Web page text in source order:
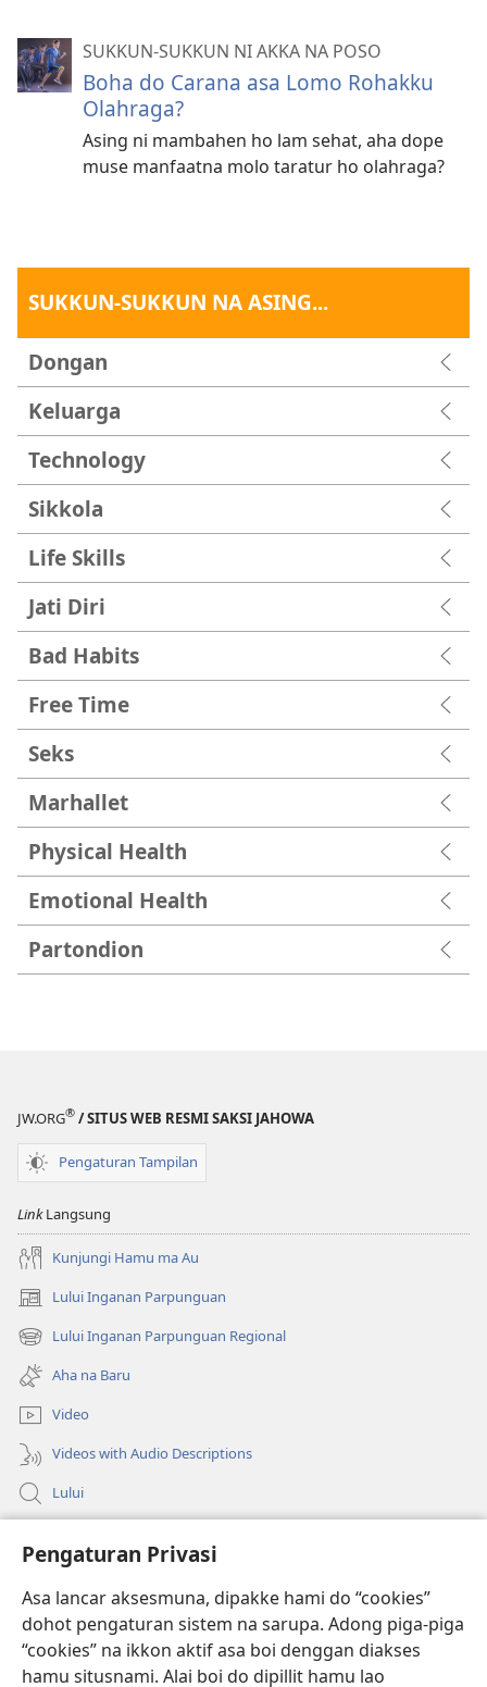
Pengaturan Privasi
Asa lancar aksesmuna, dipakke hami do “cookies”
dohot pengaturan sistem na sarupa. Adong piga-piga
“cookies” na ikkon aktif asa boi denggan diakses
hamu situsnami. Alai boi do dipillit hamu lao
SUKKUN-SUKKUN NI AKKA NA POSO
Boha do Carana asa Lomo Rohakku
Olahraga?
Asing ni mambahen ho lam sehat, aha dope
muse manfaatna molo taratur ho olahraga?
SUKKUN-SUKKUN NA ASING...
Dongan
Keluarga
Technology
Sikkola
Life Skills
Jati Diri
Bad Habits
Free Time
Seks
Marhallet
Physical Health
Emotional Health
Partondion
JW.ORG® / SITUS WEB RESMI SAKSI JAHOWA
Pengaturan Tampilan
LinkLangsung
Kunjungi Hamu ma Au
Lului Inganan Parpunguan
(opens
new
window)
Lului Inganan Parpunguan Regional
(opens
new
window)
Aha na Baru
Video
Videos with Audio Descriptions
Lului
(opens
new
window)PERPUSTAKAAN ONLINE Joujou Paboahon™
(opens
new